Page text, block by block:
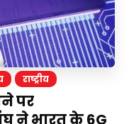
राष्ट्रीय
पर
ने भारत के 6G